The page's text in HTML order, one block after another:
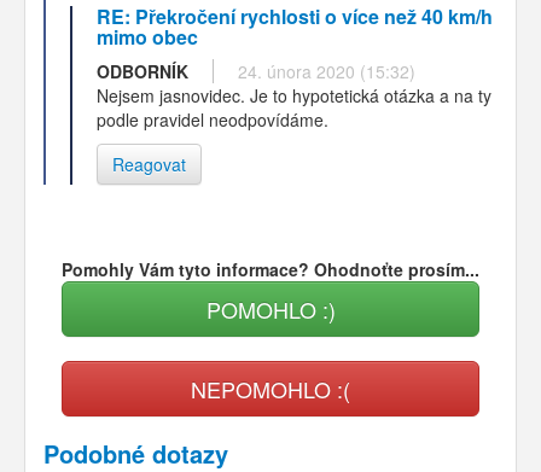
RE: Překročení rychlosti o více než 40 km/h
mimo obec
ODBORNÍK
24. února 2020 (15:32)
Nejsem jasnovidec. Je to hypotetická otázka a na ty
podle pravidel neodpovídáme.
Reagovat
Pomohly Vám tyto informace? Ohodnoťte prosím...
POMOHLO :)
NEPOMOHLO :(
Podobné dotazy